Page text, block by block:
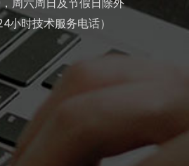
周六周日及节假日除外
小时技术服务电话）